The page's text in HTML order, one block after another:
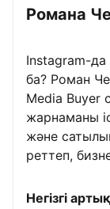
Романа
Instagram-
ба? Роман
Media Buyer
жарнаманы
және
реттеп,
Негізгі